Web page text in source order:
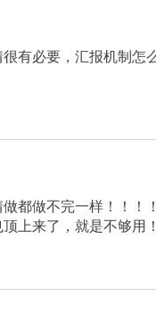
有必要，汇报机制怎
都做不完一样！！！！
上来了，就是不够用！